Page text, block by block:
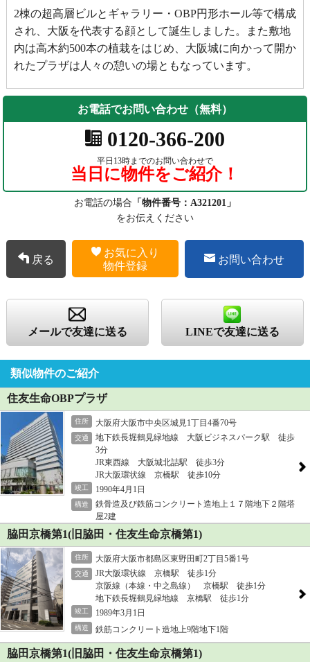
2棟の超高層ビルとギャラリー・OBP円形ホール等で構成
され、大阪を代表する顔として誕生しました。また敷地
内は高木約500本の植栽をはじめ、大阪城に向かって開か
れたプラザは人々の憩いの場ともなっています。
お電話でお問い合わせ（無料）
0120-366-200
平日13時までのお問い合わせで
当日に物件をご紹介！
お電話の場合 「物件番号：A321201」
をお伝えください
戻る
お気に入り
物件登録
お問い合わせ
メールで友達に送る LINEで友達に送る
類似物件のご紹介
住友生命OBPプラザ
住所 大阪府大阪市中央区城見1丁目4番70号
交通
地下鉄長堀鶴見緑地線 大阪ビジネスパーク駅 徒歩
3分
JR東西線 大阪城北詰駅 徒歩3分
JR大阪環状線 京橋駅 徒歩10分
竣工 1990年4月1日
構造
鉄骨造及び鉄筋コンクリート造地上１７階地下２階塔
屋2建
脇田京橋第1(旧脇田・住友生命京橋第1)
住所 大阪府大阪市都島区東野田町2丁目5番1号
交通
JR大阪環状線 京橋駅 徒歩1分
京阪線（本線・中之島線） 京橋駅 徒歩1分
地下鉄長堀鶴見緑地線 京橋駅 徒歩1分
竣工 1989年3月1日
構造 鉄筋コンクリート造地上9階地下1階
脇田京橋第1(旧脇田・住友生命京橋第1)